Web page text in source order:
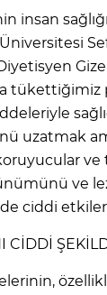
insan
tükettiğimiz
uzatmak
ve
ve
ciddi
CİDDİ